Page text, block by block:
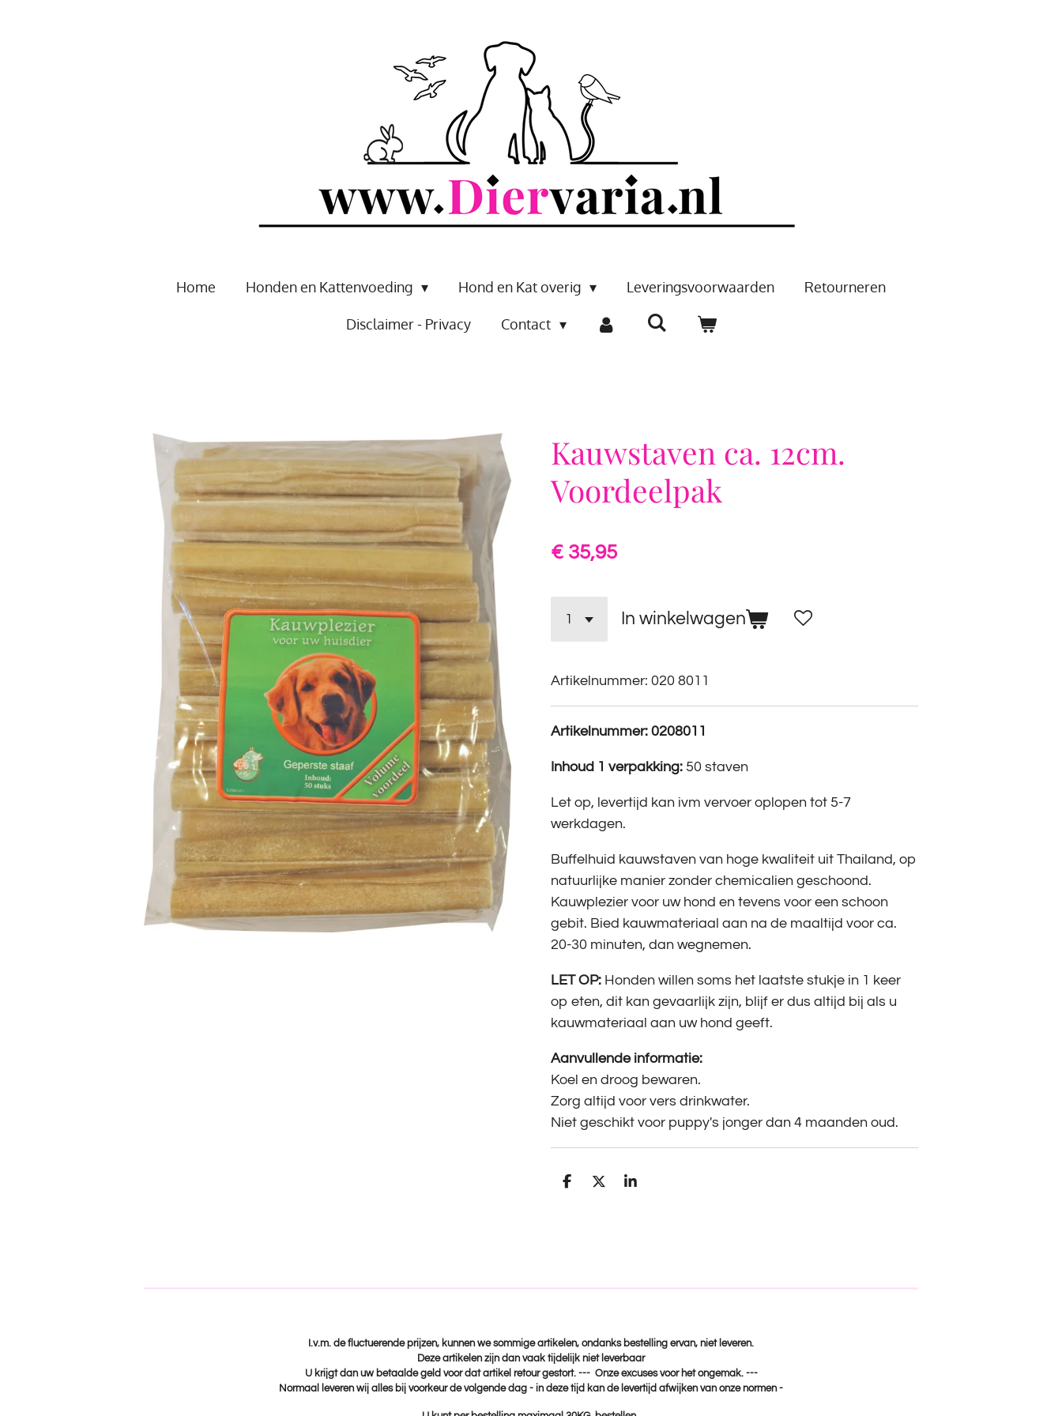
Home Honden en Kattenvoeding Hond en Kat overig Leveringsvoorwaarden Retourneren
Disclaimer - Privacy Contact
Kauwstaven ca. 12cm.
Voordeelpak
€ 35,95
In winkelwagen
Artikelnummer: 020 8011
Artikelnummer: 0208011
Inhoud 1 verpakking: 50 staven
Let op, levertijd kan ivm vervoer oplopen tot 5-7
werkdagen.
Buffelhuid kauwstaven van hoge kwaliteit uit Thailand, op
natuurlijke manier zonder chemicalien geschoond.
Kauwplezier voor uw hond en tevens voor een schoon
gebit. Bied kauwmateriaal aan na de maaltijd voor ca.
20-30 minuten, dan wegnemen.
LET OP: Honden willen soms het laatste stukje in 1 keer
op eten, dit kan gevaarlijk zijn, blijf er dus altijd bij als u
kauwmateriaal aan uw hond geeft.
Aanvullende informatie:
Koel en droog bewaren.
Zorg altijd voor vers drinkwater.
Niet geschikt voor puppy's jonger dan 4 maanden oud.
D
D
S
I.v.m. de fluctuerende prijzen, kunnen we sommige artikelen, ondanks bestelling ervan, niet leveren.
Deze artikelen zijn dan vaak tijdelijk niet leverbaar
U krijgt dan uw betaalde geld voor dat artikel retour gestort. --- Onze excuses voor het ongemak. ---
Normaal leveren wij alles bij voorkeur de volgende dag - in deze tijd kan de levertijd afwijken van onze normen -